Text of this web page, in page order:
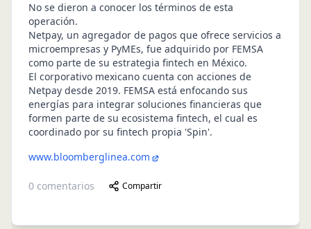
No se dieron a conocer los términos de esta
operación.
Netpay, un agregador de pagos que ofrece servicios a
microempresas y PyMEs, fue adquirido por FEMSA
como parte de su estrategia fintech en México.
El corporativo mexicano cuenta con acciones de
Netpay desde 2019. FEMSA está enfocando sus
energías para integrar soluciones financieras que
formen parte de su ecosistema fintech, el cual es
coordinado por su fintech propia 'Spin'.
www.bloomberglinea.com
0 comentarios Compartir